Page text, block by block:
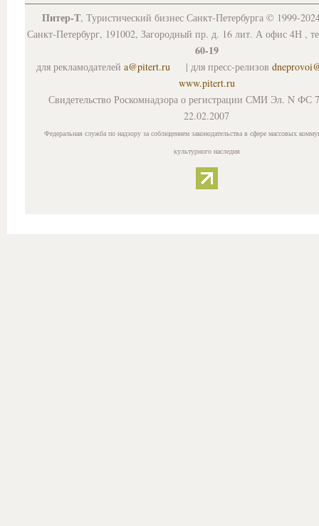
Питер-Т, Туристический бизнес Санкт-Петербурга © 1999-
Санкт-Петербург, 191002, Загородный пр. д. 16 лит. А офис 4Н ,
60-19
для рекламодателей a@pitert.ru | для пресс-релизов
www.pitert.ru
Свидетельство Роскомнадзора о регистрации СМИ Эл. N ФС
22.02.2007
Федеральная служба по надзору за соблюдением законодательства в сфере массовых
культурного наследия